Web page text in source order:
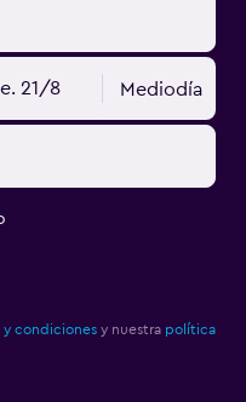
21/8 Mediodía
y condicionesy nuestra política